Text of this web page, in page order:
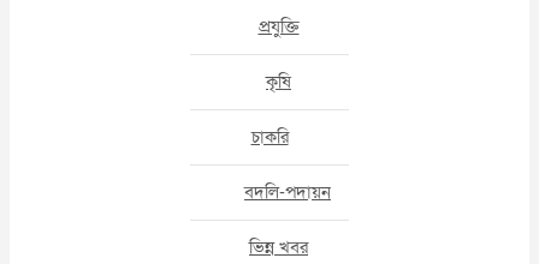
প্রযুক্তি
কৃষি
চাকরি
বদলি-পদায়ন
ভিন্ন খবর